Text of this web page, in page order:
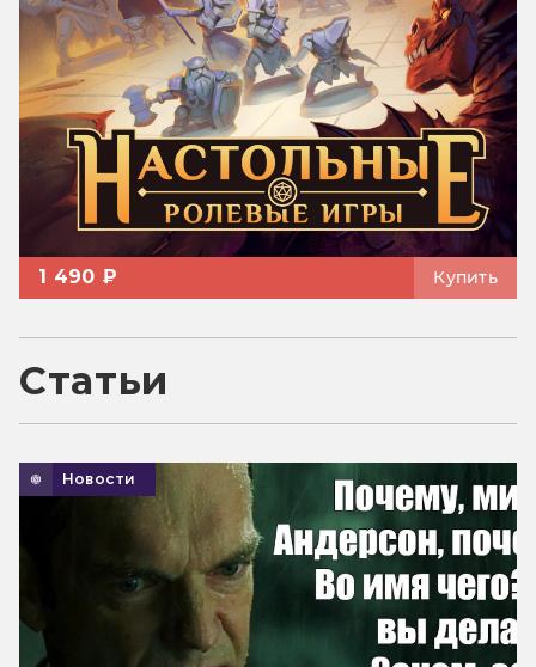
1 490 ₽ Купить
Статьи
Новости